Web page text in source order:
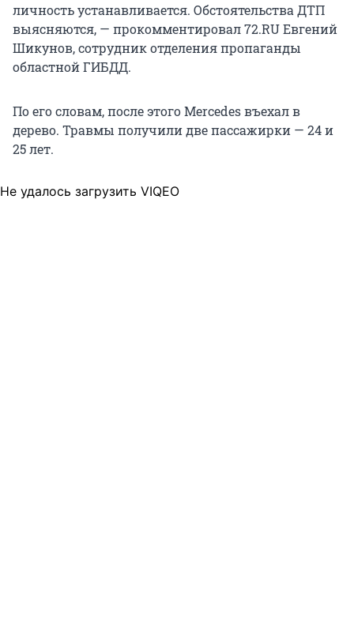
личность устанавливается. Обстоятельства ДТП
выясняются, — прокомментировал 72.RU Евгений
Шикунов, сотрудник отделения пропаганды
областной ГИБДД.
По его словам, после этого Mercedes въехал в
дерево. Травмы получили две пассажирки — 24 и
25 лет.
Не удалось загрузить VIQEO